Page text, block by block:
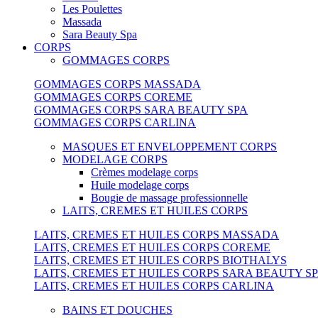
Les Poulettes
Massada
Sara Beauty Spa
CORPS
GOMMAGES CORPS
GOMMAGES CORPS MASSADA
GOMMAGES CORPS COREME
GOMMAGES CORPS SARA BEAUTY SPA
GOMMAGES CORPS CARLINA
MASQUES ET ENVELOPPEMENT CORPS
MODELAGE CORPS
Crèmes modelage corps
Huile modelage corps
Bougie de massage professionnelle
LAITS, CREMES ET HUILES CORPS
LAITS, CREMES ET HUILES CORPS MASSADA
LAITS, CREMES ET HUILES CORPS COREME
LAITS, CREMES ET HUILES CORPS BIOTHALYS
LAITS, CREMES ET HUILES CORPS SARA BEAUTY
LAITS, CREMES ET HUILES CORPS CARLINA
BAINS ET DOUCHES